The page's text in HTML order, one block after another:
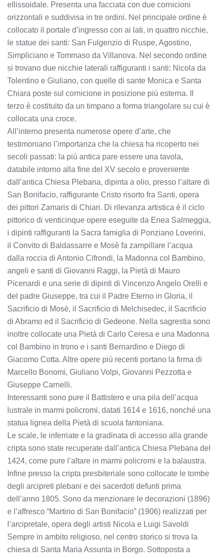
ellissoidale. Presenta una facciata con due cornicioni
orizzontali e suddivisa in tre ordini. Nel principale ordine è
collocato il portale d’ingresso con ai lati, in quattro nicchie,
le statue dei santi: San Fulgenzio di Ruspe, Agostino,
Simpliciano e Tommaso da Villanova. Nel secondo ordine
si trovano due nicchie laterali raffiguranti i santi: Nicola da
Tolentino e Giuliano, con quelle di sante Monica e Santa
Chiara poste sul cornicione in posizione più esterna. Il
terzo è costituito da un timpano a forma triangolare su cui è
collocata una croce.
All’interno presenta numerose opere d’arte, che
testimoniano l’importanza che la chiesa ha ricoperto nei
secoli passati: la più antica pare essere una tavola,
databile intorno alla fine del XV secolo e proveniente
dall’antica Chiesa Plebana, dipinta a olio, presso l’altare di
San Bonifacio, raffigurante Cristo risorto fra Santi, opera
dei pittori Zamaris di Chiari. Di rilevanza artistica è il ciclo
pittorico di venticinque opere eseguite da Enea Salmeggia,
i dipinti raffiguranti la Sacra famiglia di Ponziano Loverini,
il Convito di Baldassarre e Mosè fa zampillare l’acqua
dalla roccia di Antonio Cifrondi, la Madonna col Bambino,
angeli e santi di Giovanni Raggi, la Pietà di Mauro
Picenardi e una serie di dipinti di Vincenzo Angelo Orelli e
del padre Giuseppe, tra cui il Padre Eterno in Gloria, il
Sacrificio di Mosè, il Sacrificio di Melchisedec, il Sacrificio
di Abramo ed il Sacrificio di Gedeone. Nella sagrestia sono
inoltre collocate una Pietà di Carlo Ceresa e una Madonna
col Bambino in trono e i santi Bernardino e Diego di
Giacomo Cotta. Altre opere più recenti portano la firma di
Marcello Bonomi, Giuliano Volpi, Giovanni Pezzotta e
Giuseppe Carnelli.
Interessanti sono pure il Battistero e una pila dell’acqua
lustrale in marmi policromi, datati 1614 e 1616, nonché una
statua lignea della Pietà di scuola fantoniana.
Le scale, le inferriate e la gradinata di accesso alla grande
cripta sono state recuperate dall’antica Chiesa Plebana del
1424, come pure l’altare in marmi policromi e la balaustra.
Infine presso la cripta presbiteriale sono collocate le tombe
degli arcipreti plebani e dei sacerdoti defunti prima
dell’anno 1805. Sono da menzionare le decorazioni (1896)
e l’affresco “Martirio di San Bonifacio” (1906) realizzati per
l’arcipretale, opera degli artisti Nicola e Luigi Savoldi
Sempre in ambito religioso, nel centro storico si trova la
chiesa di Santa Maria Assunta in Borgo. Sottoposta a